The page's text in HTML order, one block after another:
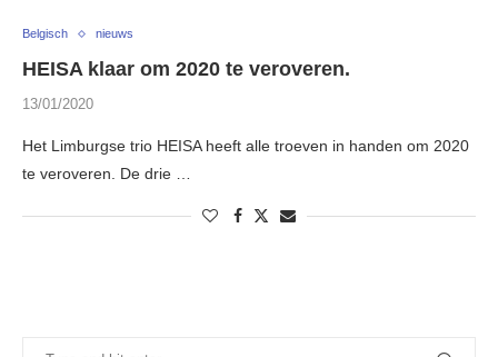
Belgisch nieuws
HEISA klaar om 2020 te veroveren.
13/01/2020
Het Limburgse trio HEISA heeft alle troeven in handen om 2020
te veroveren. De drie …